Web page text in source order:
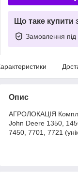
Що таке купити
Замовлення під
Опис
АГРОЛОКАЦІЯ
John Deere 1350,
7450, 7701, 7721